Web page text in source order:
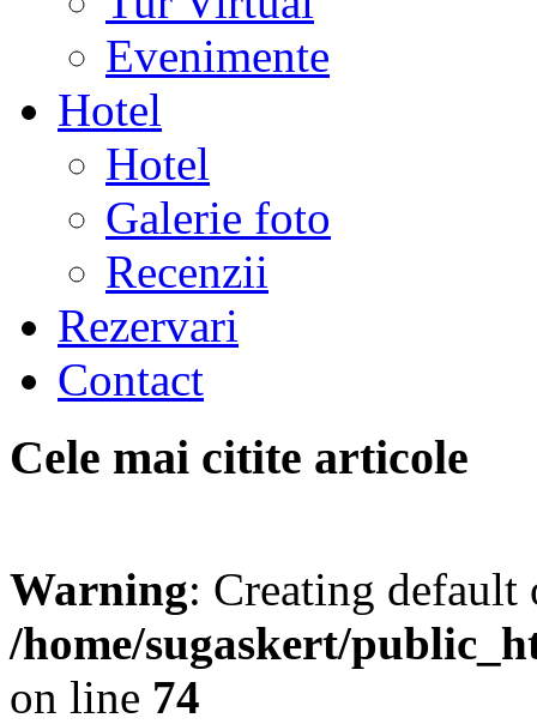
Evenimente
Hotel
Hotel
Galerie foto
Recenzii
Rezervari
Contact
Cele mai citite articole
Warning: Creating
/home/sugaskert/
on line 74